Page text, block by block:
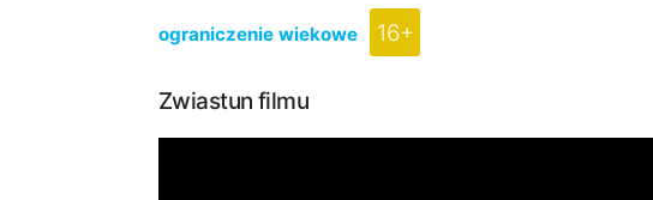
ograniczenie wiekowe 16+
Zwiastun filmu